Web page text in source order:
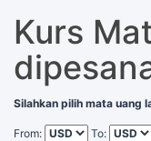
Kurs
Silahkan pilih mata uang
From: To: